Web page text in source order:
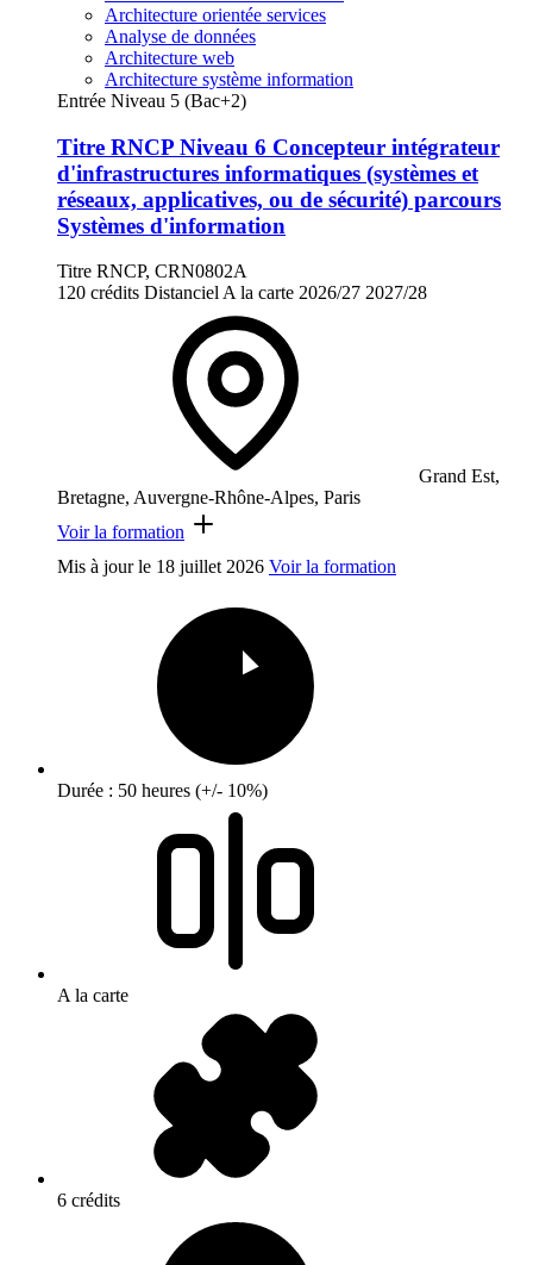
Architecture orientée services
Analyse de données
Architecture web
Architecture système information
Entrée Niveau 5 (Bac+2)
Titre RNCP Niveau 6 Concepteur intégrateur
d'infrastructures informatiques (systèmes et
réseaux, applicatives, ou de sécurité) parcours
Systèmes d'information
Titre RNCP, CRN0802A
120 crédits DistancielA la carte 2026/27 2027/28
Grand Est,
Bretagne, Auvergne-Rhône-Alpes, Paris
Voir la formation
Mis à jour le 18 juillet 2026 Voir la formation
Durée : 50 heures (+/- 10%)
A la carte
6 crédits